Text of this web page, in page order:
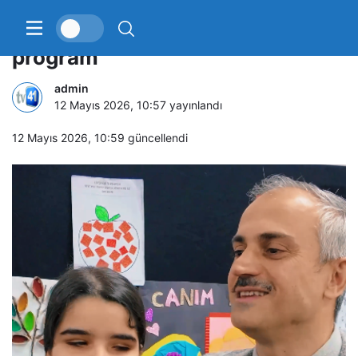
Çayırova’da özel bireylere özel
program
admin
12 Mayıs 2026, 10:57 yayınlandı
12 Mayıs 2026, 10:59 güncellendi